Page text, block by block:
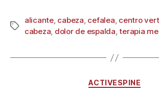
alicante, cabeza, cefalea, centro
cabeza, dolor de espalda,terapia
ACTIVESPINE